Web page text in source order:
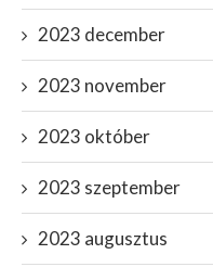
2023 december
2023 november
2023 október
2023 szeptember
2023 augusztus